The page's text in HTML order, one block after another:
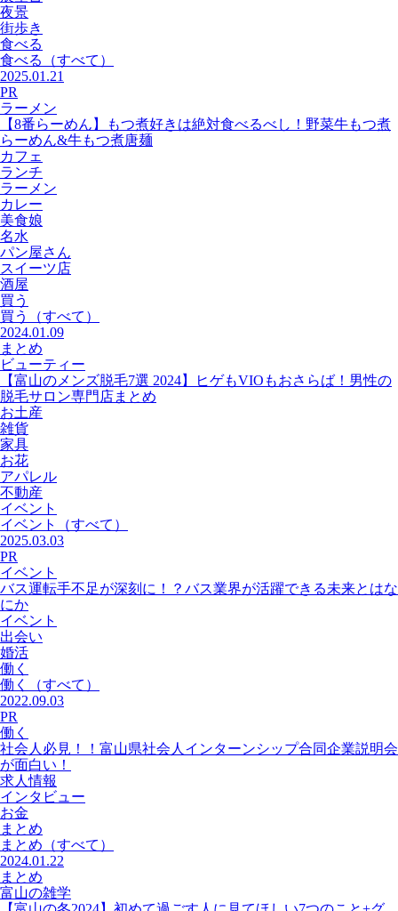
夜景
街歩き
食べる
食べる
（すべて）
2025.01.21
PR
ラーメン
【8番らーめん】もつ煮好きは絶対食べるべし！野菜牛もつ煮
らーめん&牛もつ煮唐麺
カフェ
ランチ
ラーメン
カレー
美食娘
名水
パン屋さん
スイーツ店
酒屋
買う
買う
（すべて）
2024.01.09
まとめ
ビューティー
【富山のメンズ脱毛7選 2024】ヒゲもVIOもおさらば！男性の
脱毛サロン専門店まとめ
お土産
雑貨
家具
お花
アパレル
不動産
イベント
イベント
（すべて）
2025.03.03
PR
イベント
バス運転手不足が深刻に！？バス業界が活躍できる未来とはな
にか
イベント
出会い
婚活
働く
働く
（すべて）
2022.09.03
PR
働く
社会人必見！！富山県社会人インターンシップ合同企業説明会
が面白い！
求人情報
インタビュー
お金
まとめ
まとめ （すべて）
2024.01.22
まとめ
富山の雑学